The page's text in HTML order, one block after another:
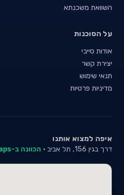
השוואת משכנתא
על הסוכנות
אודות סייבי
יצירת קשר
תנאי שימוש
מדיניות פרטיות
איפה למצוא אותנו
דרך בגין 156, תל אביב · הכוונה ב-Google Maps ←